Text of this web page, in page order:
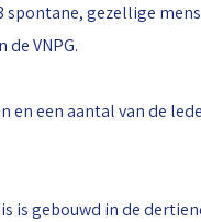
gezellige
VNPG.
en een aantal van de
is gebouwd in de